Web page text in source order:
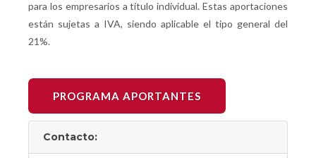
para los empresarios a título individual. Estas aportaciones
están sujetas a IVA, siendo aplicable el tipo general del
21%.
PROGRAMA APORTANTES
Contacto: